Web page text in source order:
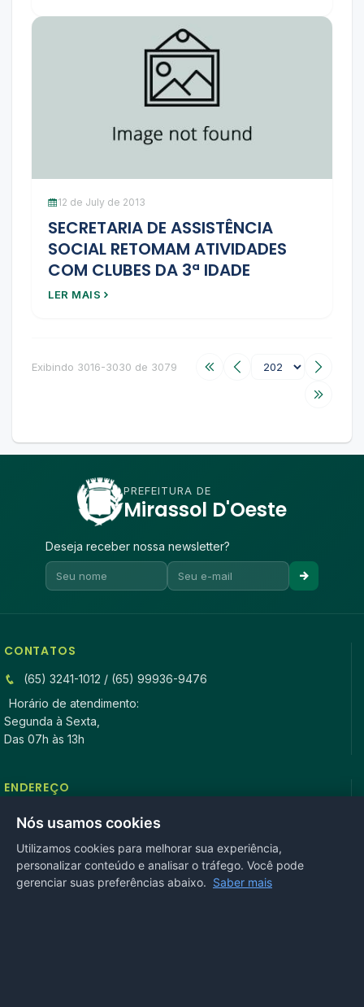
12 de July de 2013
SECRETARIA DE ASSISTÊNCIA
SOCIAL RETOMAM ATIVIDADES
COM CLUBES DA 3ª IDADE
LER MAIS
Exibindo 3016-3030 de 3079
PREFEITURA DE
Mirassol D'Oeste
Deseja receber nossa newsletter?
CONTATOS
(65) 3241-1012 / (65) 99936-9476
Horário de atendimento:
Segunda à Sexta,
Das 07h às 13h
ENDEREÇO
Rua Antonio Tavares, n° 3310, Centro CEP: 78.280-000 -
Mirassol D’Oeste, MT
REDES SOCIAIS
Nós usamos cookies
Utilizamos cookies para melhorar sua experiência,
personalizar conteúdo e analisar o tráfego. Você pode
gerenciar suas preferências abaixo. Saber mais